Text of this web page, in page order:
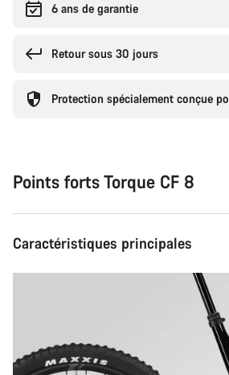
6 ans de garantie
Retour sous 30 jours
Protection spécialement conçue
Points forts Torque CF 8
Caractéristiques principales